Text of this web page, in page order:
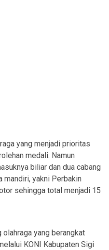
yang menjadi prioritas
medali. Namun
biliar dan dua cabang
mandiri, yakni Perbakin
sehingga total menjadi 15
olahraga yang berangkat
KONI Kabupaten Sigi